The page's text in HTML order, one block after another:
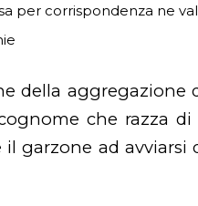
per corrispondenza ne
della aggregazione
che razza di
garzone ad avviarsi